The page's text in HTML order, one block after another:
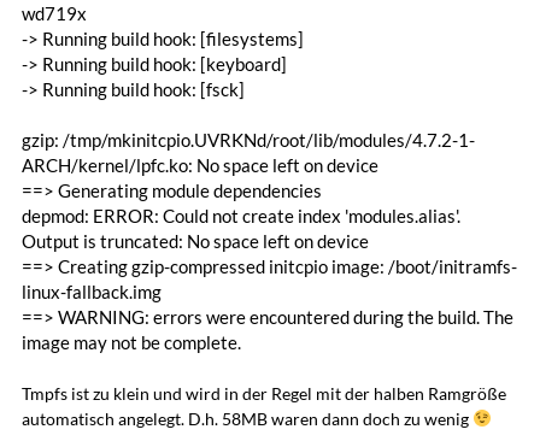
wd719x
-> Running build hook: [filesystems]
-> Running build hook: [keyboard]
-> Running build hook: [fsck]
gzip: /tmp/mkinitcpio.UVRKNd/root/lib/modules/4.7.2-1-
ARCH/kernel/lpfc.ko: No space left on device
==> Generating module dependencies
depmod: ERROR: Could not create index 'modules.alias'.
Output is truncated: No space left on device
==> Creating gzip-compressed initcpio image: /boot/initramfs-
linux-fallback.img
==> WARNING: errors were encountered during the build. The
image may not be complete.
Tmpfs ist zu klein und wird in der Regel mit der halben Ramgröße
automatisch angelegt. D.h. 58MB waren dann doch zu wenig